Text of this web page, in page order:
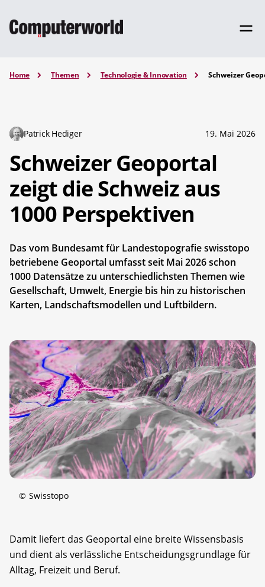
Home Themen Technologie & Innovation Schweizer
Patrick Hediger 19. Mai 2026
Schweizer Geoportal
zeigt die Schweiz aus
1000 Perspektiven
Das vom Bundesamt für Landestopografie swisstopo
betriebene Geoportal umfasst seit Mai 2026 schon
1000 Datensätze zu unterschiedlichsten Themen wie
Gesellschaft, Umwelt, Energie bis hin zu historischen
Karten, Landschaftsmodellen und Luftbildern.
© Swisstopo
Damit liefert das Geoportal eine breite Wissensbasis
und dient als verlässliche Entscheidungsgrundlage für
Alltag, Freizeit und Beruf.